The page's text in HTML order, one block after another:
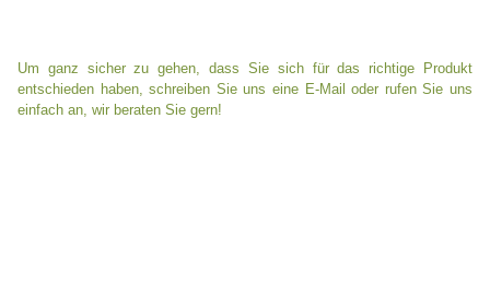
Um ganz sicher zu gehen, dass Sie sich für das richtige Produkt
entschieden haben, schreiben Sie uns eine E-Mail oder rufen Sie uns
einfach an, wir beraten Sie gern!